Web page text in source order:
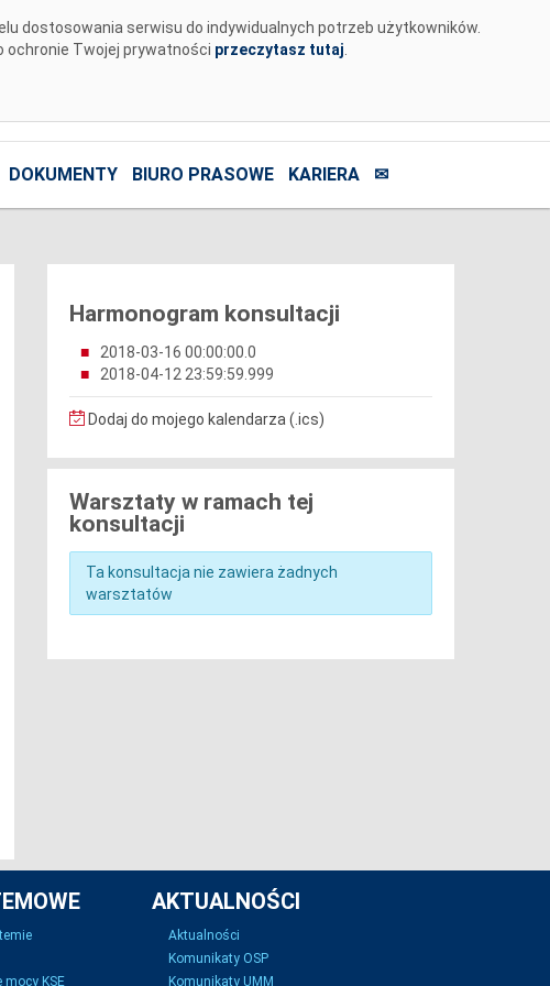
dostosowania serwisu do indywidualnych potrzeb użytkowników.
ochronie Twojej prywatności przeczytasz tutaj
DOKUMENTY BIURO PRASOWE KARIERA ✉
Harmonogram konsultacji
2018-03-16 00:00:00.0
2018-04-12 23:59:59.999
Dodaj do mojego kalendarza (.ics)
Warsztaty w ramach tej
konsultacji
Ta konsultacja nie zawiera żadnych
warsztatów
mocy KSE
AKTUALNOŚCI
Aktualności
Komunikaty OSP
Komunikaty UMM